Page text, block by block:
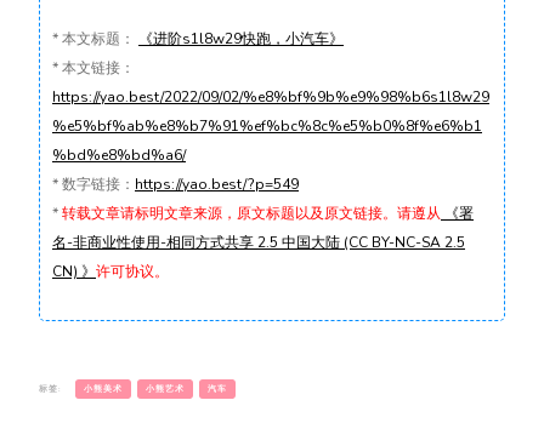
*本文标题：
《进阶s1l8w29快跑，小汽车》
*本文链接：
https://yao.best/2022/09/02/%e8%bf%9b%e9%98%b6s1l8w29
%e5%bf%ab%e8%b7%91%ef%bc%8c%e5%b0%8f%e6%b1
%bd%e8%bd%a6/
*数字链接： https://yao.best/?p=549
*转载文章请标明文章来源，原文标题以及原文链接。请遵从 《署
名-非商业性使用-相同方式共享 2.5 中国大陆 (CC BY-NC-SA 2.5
CN) 》 许可协议。
标签: 小熊美术 小熊艺术 汽车